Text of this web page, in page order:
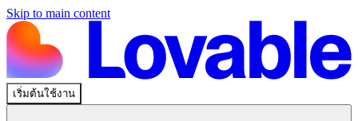
Skip to main content
เริ่มต้นใช้งาน